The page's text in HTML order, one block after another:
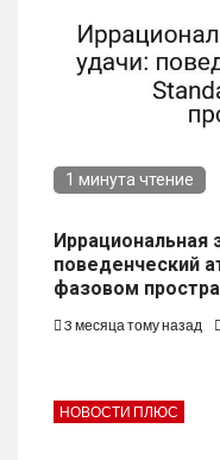
1 минута чтение
Иррациональная
поведенческий
фазовом
3 месяца тому назад
НОВОСТИ ПЛЮС